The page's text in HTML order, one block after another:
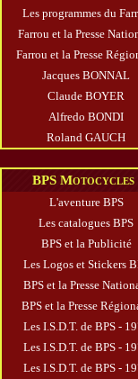
Les programmes du
Farrou et la Presse
Farrou et la Presse
Jacques BONNAL
Claude BOYER
Alfredo BONDI
Roland GAUCH
BPS Motocycles
L'aventure BPS
Les catalogues BPS
BPS et la Publicité
Les Logos et Stickers
BPS et la Presse
BPS et la Presse
Les I.S.D.T. de BPS -
Les I.S.D.T. de BPS -
Les I.S.D.T. de BPS -